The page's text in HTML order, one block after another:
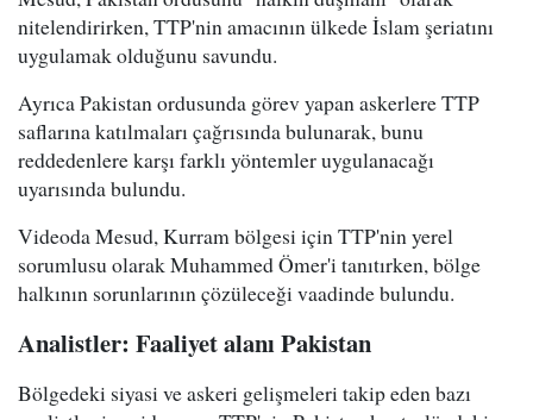
nitelendirirken, TTP'nin amacının ülkede İslam şeriatını
uygulamak olduğunu savundu.
Ayrıca Pakistan ordusunda görev yapan askerlere TTP
saflarına katılmaları çağrısında bulunarak, bunu
reddedenlere karşı farklı yöntemler uygulanacağı
uyarısında bulundu.
Videoda Mesud, Kurram bölgesi için TTP'nin yerel
sorumlusu olarak Muhammed Ömer'i tanıtırken, bölge
halkının sorunlarının çözüleceği vaadinde bulundu.
Analistler: Faaliyet alanı Pakistan
Bölgedeki siyasi ve askeri gelişmeleri takip eden bazı